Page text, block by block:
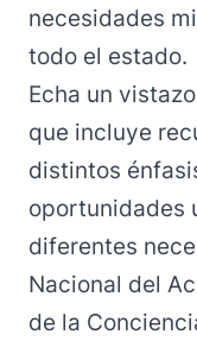
necesidades
todo el estado.
Echa un
que incluye
distintos
oportunidades
diferentes
Nacional del
de la